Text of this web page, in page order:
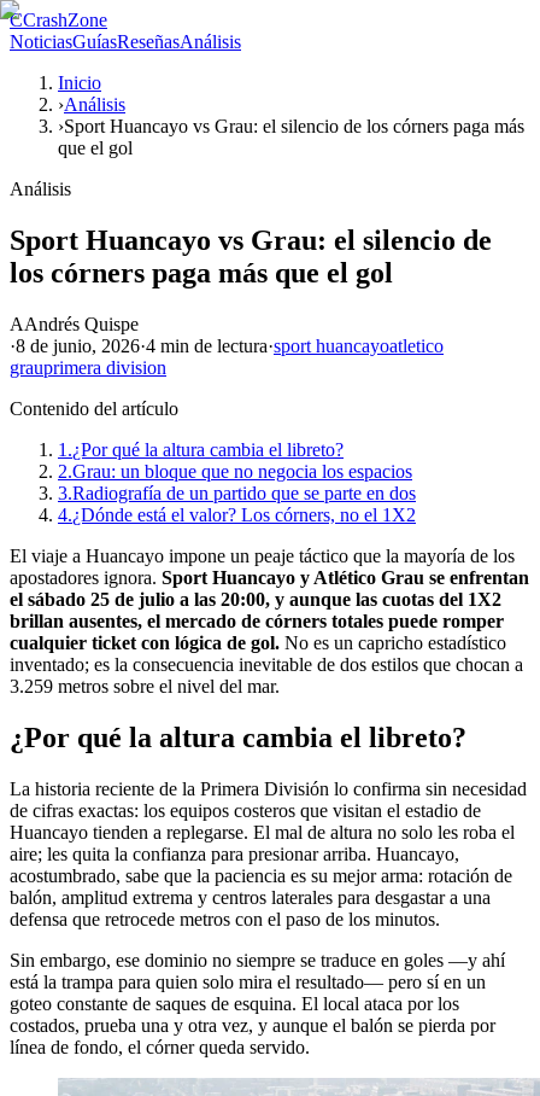
CCrashZone
NoticiasGuíasReseñasAnálisis
Inicio
›Análisis
›Sport Huancayo vs Grau: el silencio de los córners paga más
que el gol
Análisis
Sport Huancayo vs Grau: el silencio de
los córners paga más que el gol
AAndrés Quispe
·8 de junio, 2026·4 min de lectura·sport huancayoatletico
grauprimera division
Contenido del artículo
1.¿Por qué la altura cambia el libreto?
2.Grau: un bloque que no negocia los espacios
3.Radiografía de un partido que se parte en dos
4.¿Dónde está el valor? Los córners, no el 1X2
El viaje a Huancayo impone un peaje táctico que la mayoría de los
apostadores ignora. Sport Huancayo y Atlético Grau se enfrentan
el sábado 25 de julio a las 20:00, y aunque las cuotas del 1X2
brillan ausentes, el mercado de córners totales puede romper
cualquier ticket con lógica de gol. No es un capricho estadístico
inventado; es la consecuencia inevitable de dos estilos que chocan a
3.259 metros sobre el nivel del mar.
¿Por qué la altura cambia el libreto?
La historia reciente de la Primera División lo confirma sin necesidad
de cifras exactas: los equipos costeros que visitan el estadio de
Huancayo tienden a replegarse. El mal de altura no solo les roba el
aire; les quita la confianza para presionar arriba. Huancayo,
acostumbrado, sabe que la paciencia es su mejor arma: rotación de
balón, amplitud extrema y centros laterales para desgastar a una
defensa que retrocede metros con el paso de los minutos.
Sin embargo, ese dominio no siempre se traduce en goles —y ahí
está la trampa para quien solo mira el resultado— pero sí en un
goteo constante de saques de esquina. El local ataca por los
costados, prueba una y otra vez, y aunque el balón se pierda por
línea de fondo, el córner queda servido.